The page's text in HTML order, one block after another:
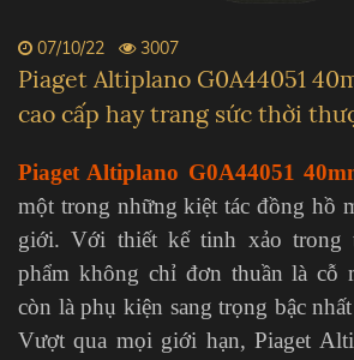
07/10/22 3007
Piaget Altiplano G0A44051
cao cấp hay trang sức thời
Piaget Altiplano G0A44051
một trong những kiệt tác đồng hồ
giới. Với thiết kế tinh xảo trong
phẩm không chỉ đơn thuần là cỗ
còn là phụ kiện sang trọng bậc
Vượt qua mọi giới hạn, Piaget